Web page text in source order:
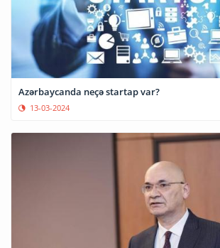
Azərbaycanda neçə startap var?
13-03-2024